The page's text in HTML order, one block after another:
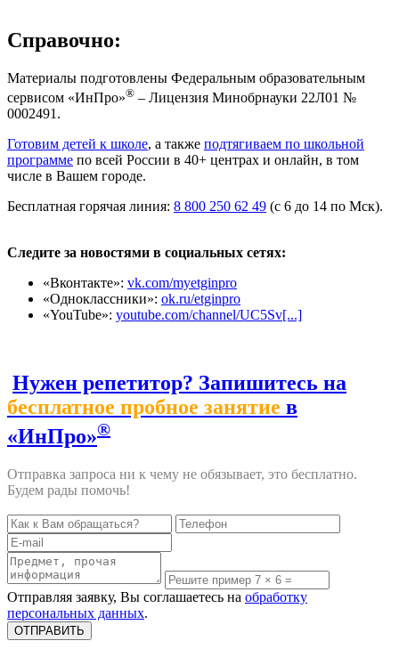
Справочно:
Материалы подготовлены Федеральным образовательным
сервисом «ИнПро»® – Лицензия Минобрнауки 22Л01 №
0002491.
Готовим детей к школе, а также подтягиваем по школьной
программе по всей России в 40+ центрах и онлайн, в том
числе в Вашем городе.
Бесплатная горячая линия: 8 800 250 62 49 (с 6 до 14 по Мск).
Следите за новостями в социальных сетях:
«Вконтакте»: vk.com/myetginpro
«Одноклассники»: ok.ru/etginpro
«YouTube»: youtube.com/channel/UC5Sv[...]
Нужен репетитор? Запишитесь на
бесплатное пробное занятие в
«ИнПро»®
Отправка запроса ни к чему не обязывает, это бесплатно.
Будем рады помочь!
Отправляя заявку, Вы соглашаетесь на обработку
персональных данных.